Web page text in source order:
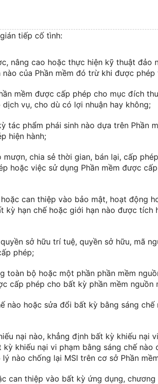
tiếp cố tình:
nâng cao hoặc thực hiện kỹ thuật đảo
của Phần mềm đó trừ khi được
mềm được cấp phép cho mục đích
vụ, cho dù có lợi nhuận hay không;
tác phẩm phái sinh nào dựa trên Phần
hiện hành;
chia sẻ thời gian, bán lại, cấp
hoặc việc sử dụng Phần mềm được
can thiệp vào bảo mật, hoạt động
kỳ hạn chế hoặc giới hạn nào được tích
sở hữu trí tuệ, quyền sở hữu, mã
phép;
toàn bộ hoặc một phần phần mềm
cấp phép cho bất kỳ phần mềm nguồn
nào hoặc sửa đổi bất kỳ bằng sáng chế
nại nào, khẳng định bất kỳ khiếu nại
khiếu nại vi phạm bằng sáng chế nào
nào chống lại MSI trên cơ sở Phần
can thiệp vào bất kỳ ứng dụng,